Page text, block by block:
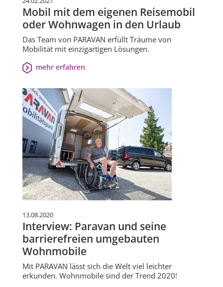
Mobil mit dem eigenen Reisemobil
oder Wohnwagen in den Urlaub
Das Team von PARAVAN erfüllt Träume von
Mobilität mit einzigartigen Lösungen.
mehr erfahren
13.08.2020
Interview: Paravan und seine
barrierefreien umgebauten
Wohnmobile
Mit PARAVAN lässt sich die Welt viel leichter
erkunden. Wohnmobile sind der Trend 2020!